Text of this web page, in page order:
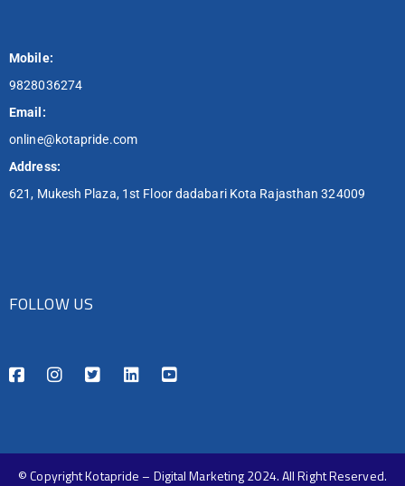
Mobile:
9828036274
Email:
online@kotapride.com
Address:
621, Mukesh Plaza, 1st Floor dadabari Kota Rajasthan 324009
FOLLOW US
© Copyright Kotapride – Digital Marketing 2024. All Right Reserved.